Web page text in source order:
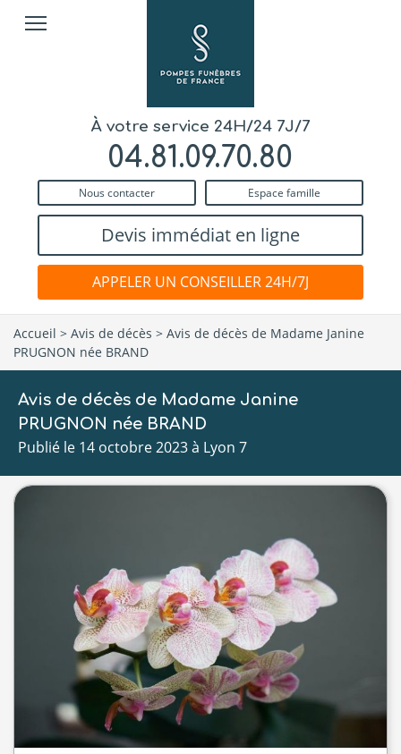
À votre service 24H/24 7J/7
04.81.09.70.80
Nous contacter Espace famille
Devis immédiat en ligne
APPELER UN CONSEILLER 24H/7J
Accueil > Avis de décès > Avis de décès de Madame Janine
PRUGNON née BRAND
Avis de décès de Madame Janine
PRUGNON née BRAND
Publié le 14 octobre 2023 à Lyon 7